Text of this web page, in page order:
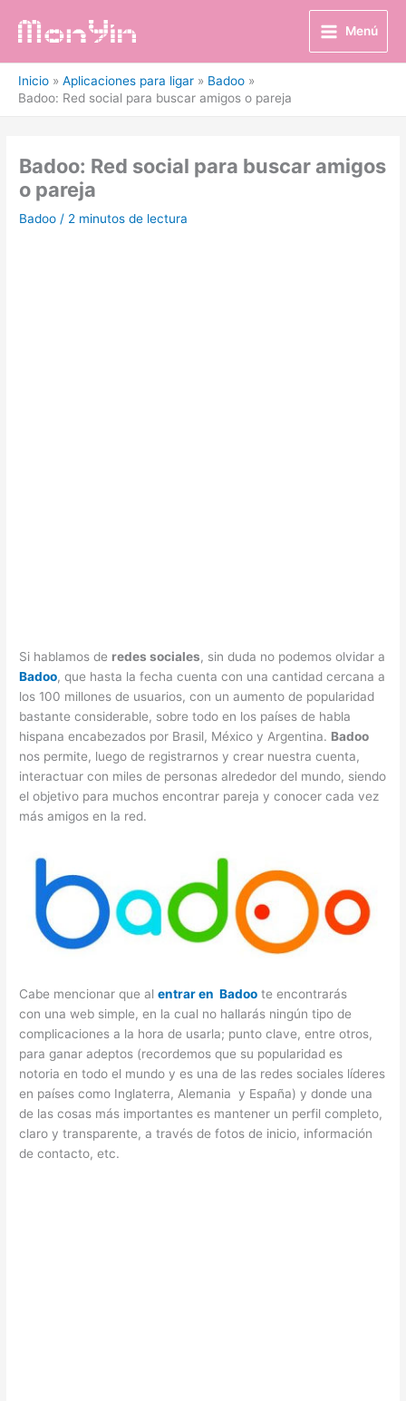
Menú
Inicio Aplicaciones para ligar
Badoo
Badoo: Red social para buscar amigos o pareja
Badoo: Red social para buscar amigos
o pareja
Badoo / 2 minutos de lectura
Si hablamos de redes sociales, sin duda no podemos olvidar a
Badoo, que hasta la fecha cuenta con una cantidad cercana a
los 100 millones de usuarios, con un aumento de popularidad
bastante considerable, sobre todo en los países de habla
hispana encabezados por Brasil, México y Argentina. Badoo
nos permite, luego de registrarnos y crear nuestra cuenta,
interactuar con miles de personas alrededor del mundo, siendo
el objetivo para muchos encontrar pareja y conocer cada vez
más amigos en la red.
Cabe mencionar que alentrar en Badoo te encontrarás
con una web simple, en la cual no hallarás ningún tipo de
complicaciones a la hora de usarla; punto clave, entre otros,
para ganar adeptos (recordemos que su popularidad es
notoria en todo el mundo y es una de las redes sociales líderes
en países como Inglaterra, Alemania y España) y donde una
de las cosas más importantes es mantener un perfil completo,
claro y transparente, a través de fotos de inicio, información
de contacto, etc.